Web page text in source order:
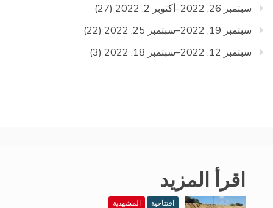
سبتمبر 26, 2022–أكتوبر 2, 2022
(27)
سبتمبر 19, 2022–سبتمبر 25, 2022
(22)
سبتمبر 12, 2022–سبتمبر 18, 2022
(3)
اقرأ المزيد
افتتاحية المشهدية